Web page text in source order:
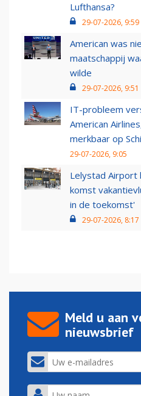
Lufthansa?
29-07-2026, 9:59
American was
maatschappij
wilde
29-07-2026, 9:51
IT-probleem
American
merkbaar op
29-07-2026, 9:05
Lelystad Airport
komst
in de toekomst'
29-07-2026, 8:17
Meld u aan
nieuwsbrief